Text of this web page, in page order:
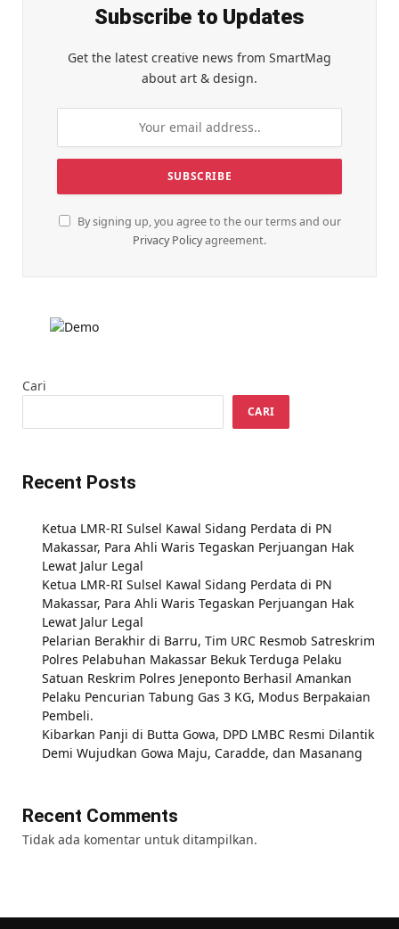
Subscribe to Updates
Get the latest creative news from SmartMag
about art & design.
By signing up, you agree to the our terms and our
Privacy Policyagreement.
Cari
CARI
Recent Posts
Ketua LMR-RI Sulsel Kawal Sidang Perdata di PN
Makassar, Para Ahli Waris Tegaskan Perjuangan Hak
Lewat Jalur Legal
Ketua LMR-RI Sulsel Kawal Sidang Perdata di PN
Makassar, Para Ahli Waris Tegaskan Perjuangan Hak
Lewat Jalur Legal
Pelarian Berakhir di Barru, Tim URC Resmob Satreskrim
Polres Pelabuhan Makassar Bekuk Terduga Pelaku
Satuan Reskrim Polres Jeneponto Berhasil Amankan
Pelaku Pencurian Tabung Gas 3 KG, Modus Berpakaian
Pembeli.
Kibarkan Panji di Butta Gowa, DPD LMBC Resmi Dilantik
Demi Wujudkan Gowa Maju, Caradde, dan Masanang
Recent Comments
Tidak ada komentar untuk ditampilkan.